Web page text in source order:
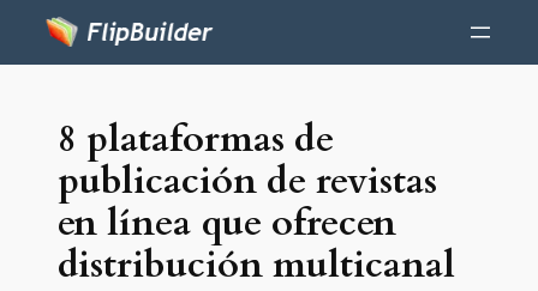
8 plataformas de
publicación de revistas
en línea que ofrecen
distribución multicanal